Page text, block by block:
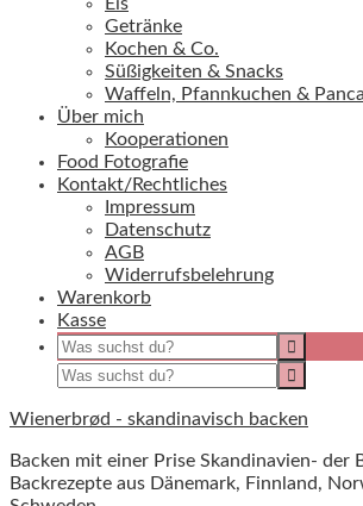
Getränke
Kochen & Co.
Süßigkeiten & Snacks
Waffeln, Pfannkuchen &
Über mich
Kooperationen
Food Fotografie
Kontakt/Rechtliches
Impressum
Datenschutz
AGB
Widerrufsbelehrung
Warenkorb
Kasse
Wienerbrød - skandinavisch backen
Backen mit einer Prise Skandinavien- der
Backrezepte aus Dänemark, Finnland,